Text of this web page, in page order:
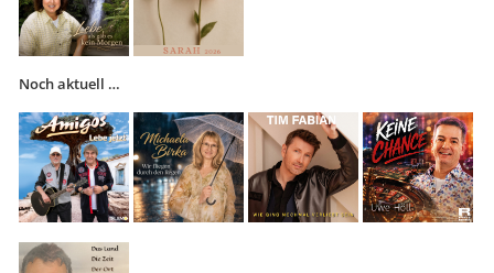
Noch aktuell …